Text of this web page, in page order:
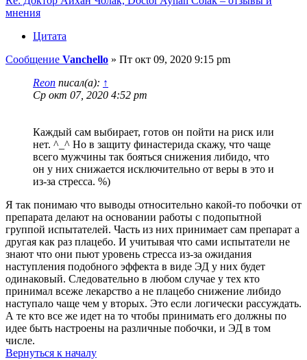
мнения
Цитата
Сообщение Vanchello » Пт окт 09, 2020 9:15 pm
Reon писал(а): ↑
Ср окт 07, 2020 4:52 pm
Каждый сам выбирает, готов он пойти на риск или
нет. ^_^ Но в защиту финастерида скажу, что чаще
всего мужчины так бояться снижения либидо, что
он у них снижается исключительно от веры в это и
из-за стресса. %)
Я так понимаю что выводы относительно какой-то побочки от
препарата делают на основании работы с подопытной
группой испытателей. Часть из них принимает сам препарат а
другая как раз плацебо. И учитывая что сами испытатели не
знают что они пьют уровень стресса из-за ожидания
наступления подобного эффекта в виде ЭД у них будет
одинаковый. Следовательно в любом случае у тех кто
принимал всеже лекарство а не плацебо снижение либидо
наступало чаще чем у вторых. Это если логически рассуждать.
А те кто все же идет на то чтобы принимать его должны по
идее быть настроены на различные побочки, и ЭД в том
числе.
Вернуться к началу